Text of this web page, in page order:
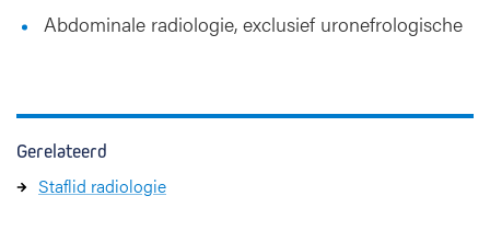
Abdominale radiologie, exclusief uronefrologische
Gerelateerd
Staflid radiologie